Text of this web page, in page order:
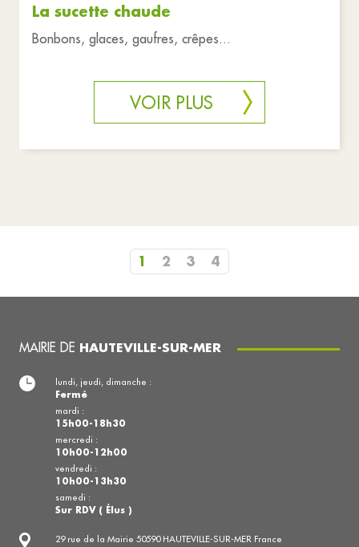
La sucette chaude
Bonbons, glaces, gaufres, crêpes...
VOIR PLUS
1 2 3 4
MAIRIE DE HAUTEVILLE-SUR-MER
29 rue de la Mairie 50590 HAUTEVILLE-SUR-MER France
lundi, jeudi, dimanche :
Fermé
mardi :
15h00-18h30
mercredi :
10h00-12h00
vendredi :
10h00-13h30
samedi :
Sur RDV ( Élus )